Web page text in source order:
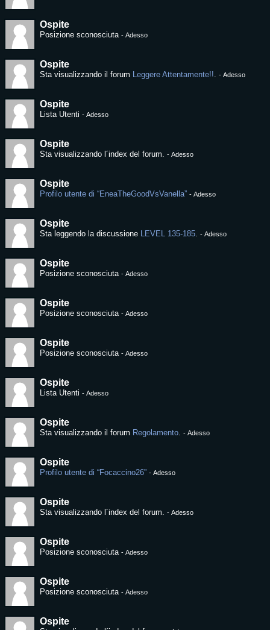
Ospite
Posizione sconosciuta - Adesso
Ospite
Sta visualizzando il forum Leggere Attentamente!!. - Adesso
Ospite
Lista Utenti - Adesso
Ospite
Sta visualizzando l´index del forum. - Adesso
Ospite
Profilo utente di “EneaTheGoodVsVanella” - Adesso
Ospite
Sta leggendo la discussione LEVEL 135-185. - Adesso
Ospite
Posizione sconosciuta - Adesso
Ospite
Posizione sconosciuta - Adesso
Ospite
Posizione sconosciuta - Adesso
Ospite
Lista Utenti - Adesso
Ospite
Sta visualizzando il forum Regolamento. - Adesso
Ospite
Profilo utente di “Focaccino26” - Adesso
Ospite
Sta visualizzando l´index del forum. - Adesso
Ospite
Posizione sconosciuta - Adesso
Ospite
Posizione sconosciuta - Adesso
Ospite